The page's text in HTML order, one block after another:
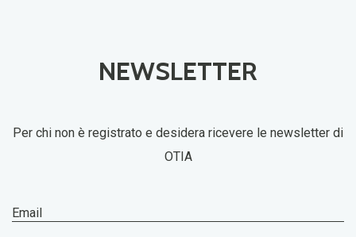
NEWSLETTER
Per chi non è registrato e desidera ricevere le newsletter di
OTIA